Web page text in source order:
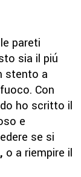
pareti
sia il piú
stento a
Con
ho scritto il
e
se si
o a riempire il